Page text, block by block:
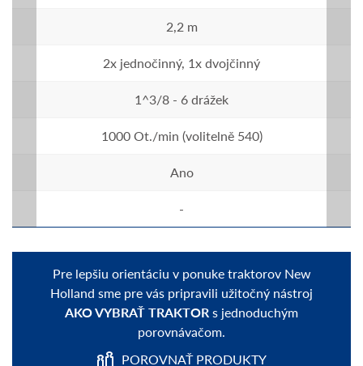
2,2 m
2x jednočinný, 1x dvojčinný
1^3/8 - 6 drážek
1000 Ot./min (volitelně 540)
Ano
-
Pre lepšiu orientáciu v ponuke traktorov New
Holland sme pre vás pripravili užitočný nástroj
AKO VYBRAŤ TRAKTORs jednoduchým
porovnávačom.
POROVNAŤ PRODUKTY